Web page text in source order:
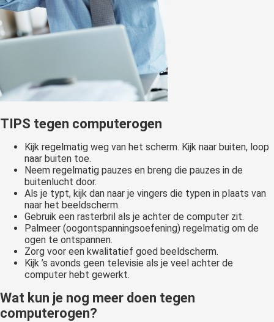
TIPS tegen computerogen
Kijk regelmatig weg van het scherm. Kijk naar buiten, loop
naar buiten toe.
Neem regelmatig pauzes en breng die pauzes in de
buitenlucht door.
Als je typt, kijk dan naar je vingers die typen in plaats van
naar het beeldscherm.
Gebruik een rasterbril als je achter de computer zit.
Palmeer (oogontspanningsoefening) regelmatig om de
ogen te ontspannen.
Zorg voor een kwalitatief goed beeldscherm.
Kijk ’s avonds geen televisie als je veel achter de
computer hebt gewerkt.
Wat kun je nog meer doen tegen
computerogen?